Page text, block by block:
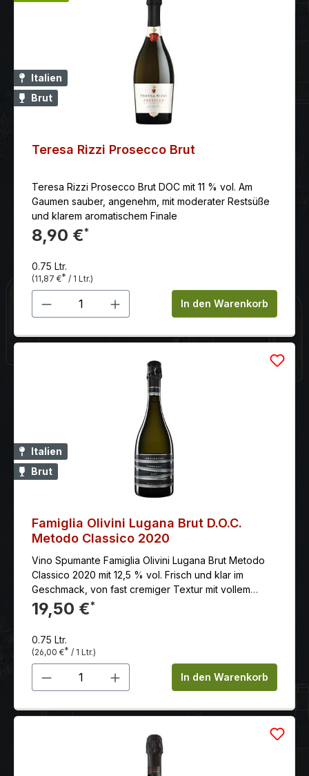
Italien
Brut
Teresa Rizzi Prosecco Brut
Teresa Rizzi Prosecco Brut DOC mit 11 % vol. Am
Gaumen sauber, angenehm, mit moderater Restsüße
und klarem aromatischem Finale
8,90 €*
0.75 Ltr.
(11,87 €* / 1 Ltr.)
Produkt Anzahl: Gib denIn den Warenkorb
Italien
Brut
Famiglia Olivini Lugana Brut D.O.C.
Metodo Classico 2020
Vino Spumante Famiglia Olivini Lugana Brut Metodo
Classico 2020 mit 12,5 % vol. Frisch und klar im
Geschmack, von fast cremiger Textur mit vollem
Körper.
19,50 €*
0.75 Ltr.
(26,00 €* / 1 Ltr.)
Produkt Anzahl: Gib denIn den Warenkorb